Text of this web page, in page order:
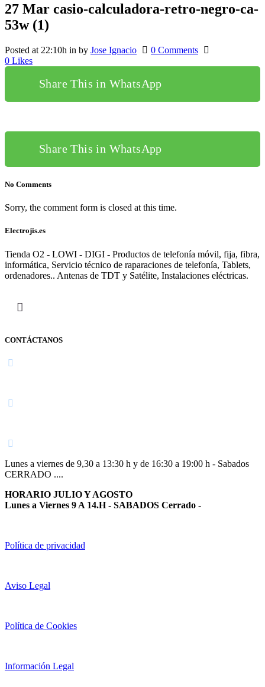
27 Mar casio-calculadora-retro-negro-ca-
53w (1)
Posted at 22:10h in by Jose Ignacio
0 Comments
0 Likes
Share This in WhatsApp
Share This in WhatsApp
No Comments
Sorry, the comment form is closed at this time.
Electrojis.es
Tienda O2 - LOWI - DIGI - Productos de telefonía móvil, fija, fibra,
informática, Servicio técnico de raparaciones de telefonía, Tablets,
ordenadores.. Antenas de TDT y Satélite, Instalaciones eléctricas.
CONTÁCTANOS
Lunes a viernes de 9,30 a 13:30 h y de 16:30 a 19:00 h - Sabados
CERRADO ....
HORARIO JULIO Y AGOSTO
Lunes a Viernes 9 A 14.H - SABADOS Cerrado -
Política de privacidad
Aviso Legal
Política de Cookies
Información Legal